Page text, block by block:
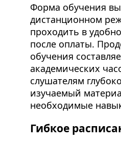
Форма обучения
дистанционном
проходить в
после оплаты.
обучения
академических
слушателям
изучаемый
необходимые
Гибкое